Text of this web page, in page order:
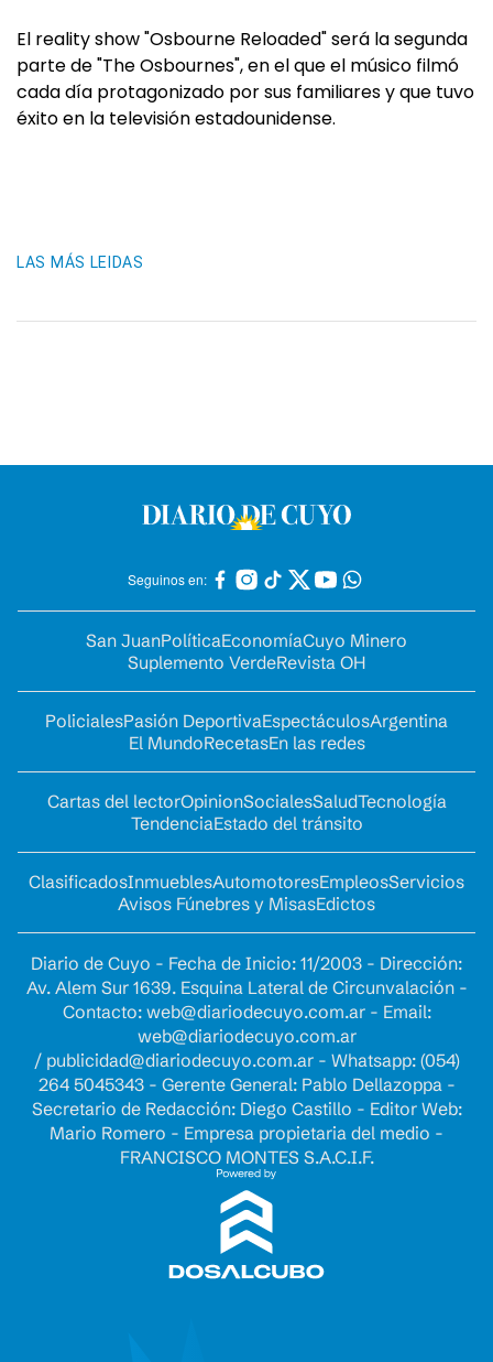
El reality show "Osbourne Reloaded" será la segunda
parte de "The Osbournes", en el que el músico filmó
cada día protagonizado por sus familiares y que tuvo
éxito en la televisión estadounidense.
LAS MÁS LEIDAS
Seguinos en:
San JuanPolíticaEconomíaCuyo Minero
Suplemento VerdeRevista OH
PolicialesPasión DeportivaEspectáculosArgentina
El MundoRecetasEn las redes
Cartas del lectorOpinionSocialesSaludTecnología
TendenciaEstado del tránsito
ClasificadosInmueblesAutomotoresEmpleosServicios
Avisos Fúnebres y MisasEdictos
Diario de Cuyo - Fecha de Inicio: 11/2003 - Dirección:
Av. Alem Sur 1639. Esquina Lateral de Circunvalación -
Contacto: web@diariodecuyo.com.ar- Email:
web@diariodecuyo.com.ar
/ publicidad@diariodecuyo.com.ar- Whatsapp: (054)
264 5045343 - Gerente General: Pablo Dellazoppa -
Secretario de Redacción: Diego Castillo - Editor Web:
Mario Romero - Empresa propietaria del medio -
FRANCISCO MONTES S.A.C.I.F.